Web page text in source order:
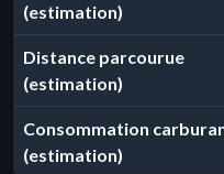
(estimation)
Distance parcourue
(estimation)
Consommation
(estimation)